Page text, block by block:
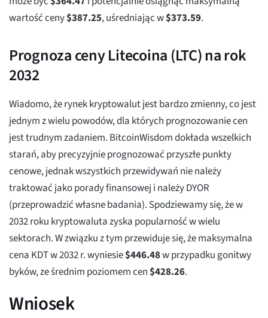
wartość ceny$387.25, uśredniając w$373.59.
Prognoza ceny Litecoina (LTC) na rok
2032
Wiadomo, że rynek kryptowalut jest bardzo zmienny, co jest
jednym z wielu powodów, dla których prognozowanie cen
jest trudnym zadaniem. BitcoinWisdom dokłada wszelkich
starań, aby precyzyjnie prognozować przyszłe punkty
cenowe, jednak wszystkich przewidywań nie należy
traktować jako porady finansowej i należy DYOR
(przeprowadzić własne badania). Spodziewamy się, że w
2032 roku kryptowaluta zyska popularność w wielu
sektorach. W związku z tym przewiduje się, że maksymalna
cena KDT w 2032 r. wyniesie$446.48w przypadku gonitwy
byków, ze średnim poziomem cen$428.26.
Wniosek